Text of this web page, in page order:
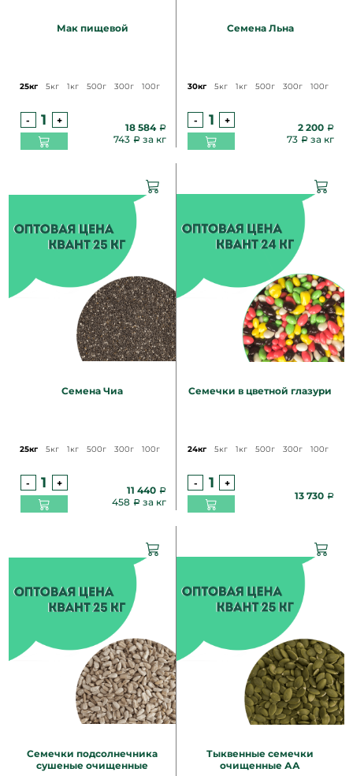
Мак пищевой
25кг 5кг 1кг 500г 300г 100г
- +
18 584
743
за кг
Семена Льна
30кг 5кг 1кг 500г 300г 100г
- +
2 200
73
за кг
Семена Чиа
25кг 5кг 1кг 500г 300г 100г
- +
11 440
458
за кг
Семечки в цветной глазури
24кг 5кг 1кг 500г 300г 100г
-
+
13 730
Семечки подсолнечника
сушеные очищенные
Тыквенные семечки
очищенные АА